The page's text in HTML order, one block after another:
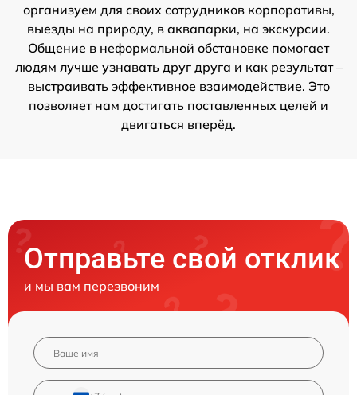
организуем для своих сотрудников корпоративы,
выезды на природу, в аквапарки, на экскурсии.
Общение в неформальной обстановке помогает
людям лучше узнавать друг друга и как результат –
выстраивать эффективное взаимодействие. Это
позволяет нам достигать поставленных целей и
двигаться вперёд.
Отправьте свой отклик
и мы вам перезвоним